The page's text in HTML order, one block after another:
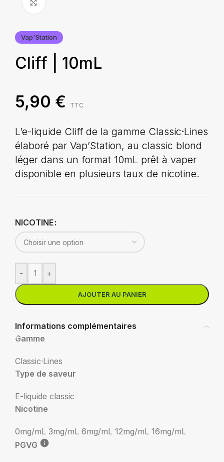
Vap'Station
Cliff | 10mL
5,90 € TTC
L’e-liquide Cliff de la gamme Classic⸱Lines
élaboré par Vap’Station, au classic blond
léger dans un format 10mL prêt à vaper
disponible en plusieurs taux de nicotine.
NICOTINE
- +
AJOUTER AU PANIER
Informations complémentaires
Gamme
Classic⸱Lines
Type de saveur
E-liquide classic
Nicotine
0mg/mL 3mg/mL 6mg/mL 12mg/mL 16mg/mL
PGVG